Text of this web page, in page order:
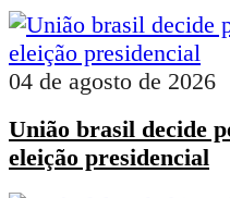
04 de agosto de 2026
União brasil decide
eleição presidencial